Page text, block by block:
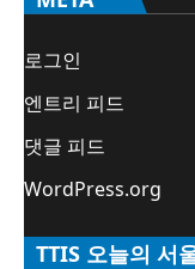
로그인
엔트리 피드
댓글 피드
WordPress.org
TTIS 오늘의 서